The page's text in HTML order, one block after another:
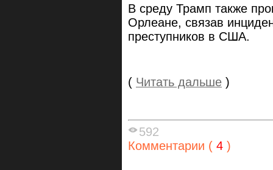
В среду Трамп также
Орлеане, связав
преступников в США.
( Читать дальше )
592
Комментарии ( 4 )